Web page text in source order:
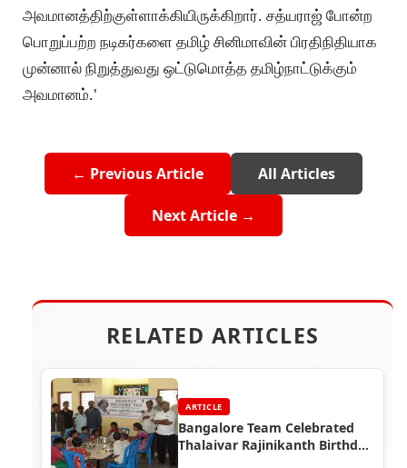
அவமானத்திற்குள்ளாக்கியிருக்கிறார். சத்யராஜ் போன்ற
பொறுப்பற்ற நடிகர்களை தமிழ் சினிமாவின் பிரதிநிதியாக
முன்னால் நிறுத்துவது ஒட்டுமொத்த தமிழ்நாட்டுக்கும்
அவமானம்.'
← Previous Article All Articles
Next Article →
RELATED ARTICLES
ARTICLE
Bangalore Team Celebrated
Thalaivar Rajinikanth Birthday